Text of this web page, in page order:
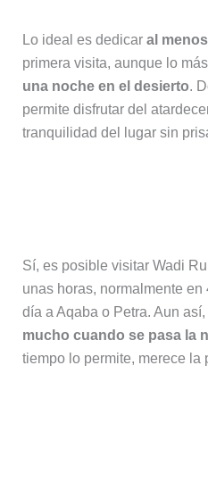
Lo ideal es dedicar al
primera visita, aunque lo
una noche en el desierto.
permite disfrutar del
tranquilidad del lugar sin
Sí, es posible visitar Wadi
unas horas, normalmente
día a Aqaba o Petra. Aun así,
mucho cuando se pasa la
tiempo lo permite, merece la